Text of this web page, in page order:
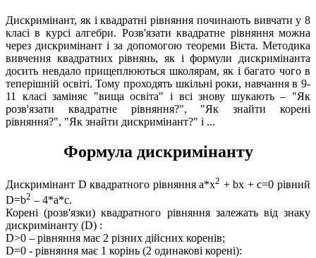
Дискримінант, як і квадратні рівняння починають вивчати у 8
клаcі в курсі алгебри. Розв'язати квадратне рівняння можна
через дискримінант і за допомогою теореми Вієта. Методика
вивчення квадратних рівнянь, як і формули дискримінанта
досить невдало прищеплюються школярам, як і багато чого в
теперішній освіті. Тому проходять шкільні роки, навчання в 9-
11 класі заміняє "вища освіта" і всі знову шукають – "Як
розв'язати квадратне рівняння?", "Як знайти корені
рівняння?", "Як знайти дискримінант?" і ...
Формула дискримінанту
Дискримінант D квадратного рівнянняa*x2 + bx + c=0рівний
D=b2 – 4*a*c.
Корені (розв'язки) квадратного рівняння залежать від знаку
дискримінанту (D) :
D>0 – рівняння має 2 різних дійсних коренів;
D=0 - рівняння має 1 корінь (2 одинакові корені):